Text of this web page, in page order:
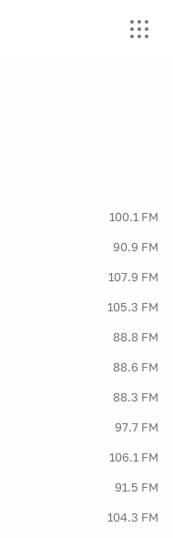
100.1 FM
90.9 FM
107.9 FM
105.3 FM
88.8 FM
88.6 FM
88.3 FM
97.7 FM
106.1 FM
91.5 FM
104.3 FM